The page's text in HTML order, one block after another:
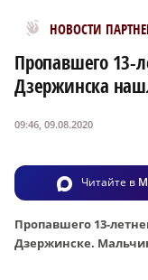
НОВОСТИ
Новости МирТесен
Пропавшего 13-
Дзержинска
09:46, 09.08.2020
Читайте в
Пропавшего 13-
Дзержинске.